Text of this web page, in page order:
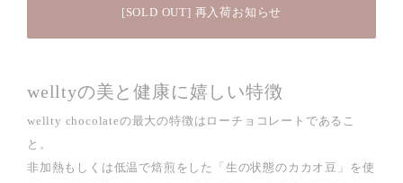
[SOLD OUT] 再入荷お知らせ
welltyの美と健康に嬉しい特徴
wellty chocolateの最大の特徴はローチョコレートであるこ
と。
非加熱もしくは低温で焙煎をした「生の状態のカカオ豆」を使